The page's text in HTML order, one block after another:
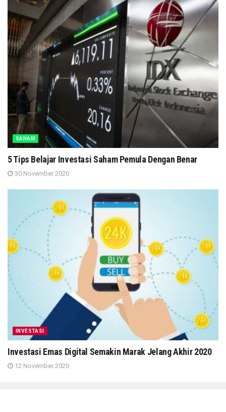
SAHAM
5 Tips Belajar Investasi Saham Pemula Dengan Benar
30 November 2020
INVESTASI
Investasi Emas Digital Semakin Marak Jelang Akhir 2020
12 November 2020